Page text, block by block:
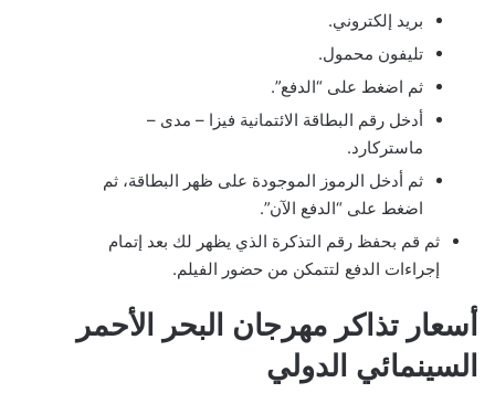
بريد إلكتروني.
تليفون محمول.
ثم اضغط على “الدفع”.
أدخل رقم البطاقة الائتمانية فيزا – مدى –
ماستركارد.
ثم أدخل الرموز الموجودة على ظهر البطاقة، ثم
اضغط على “الدفع الآن”.
ثم قم بحفظ رقم التذكرة الذي يظهر لك بعد إتمام
إجراءات الدفع لتتمكن من حضور الفيلم.
أسعار تذاكر مهرجان البحر الأحمر
السينمائي الدولي